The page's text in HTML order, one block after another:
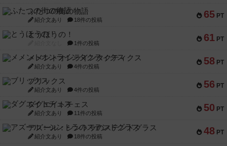
65 PT
ふたつの街の物語
紹介文あり 18件の投稿
61 PT
とうほうの！
1件の投稿
58 PT
メメントオンラインタクティクス
紹介文あり 4件の投稿
56 PT
ブリックス
紹介文あり 4件の投稿
50 PT
ダグエイトチェス
紹介文あり 11件の投稿
48 PT
アズール：シントラのステンドグラス
紹介文あり 18件の投稿